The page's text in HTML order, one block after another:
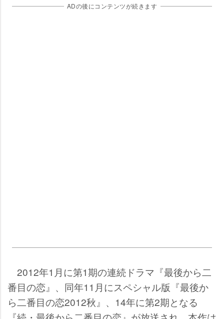
ADの後にコンテンツが続きます
2012年1月に第1期の連続ドラマ『最後から二
番目の恋』、同年11月にスペシャル版『最後か
ら二番目の恋2012秋』、14年に第2期となる